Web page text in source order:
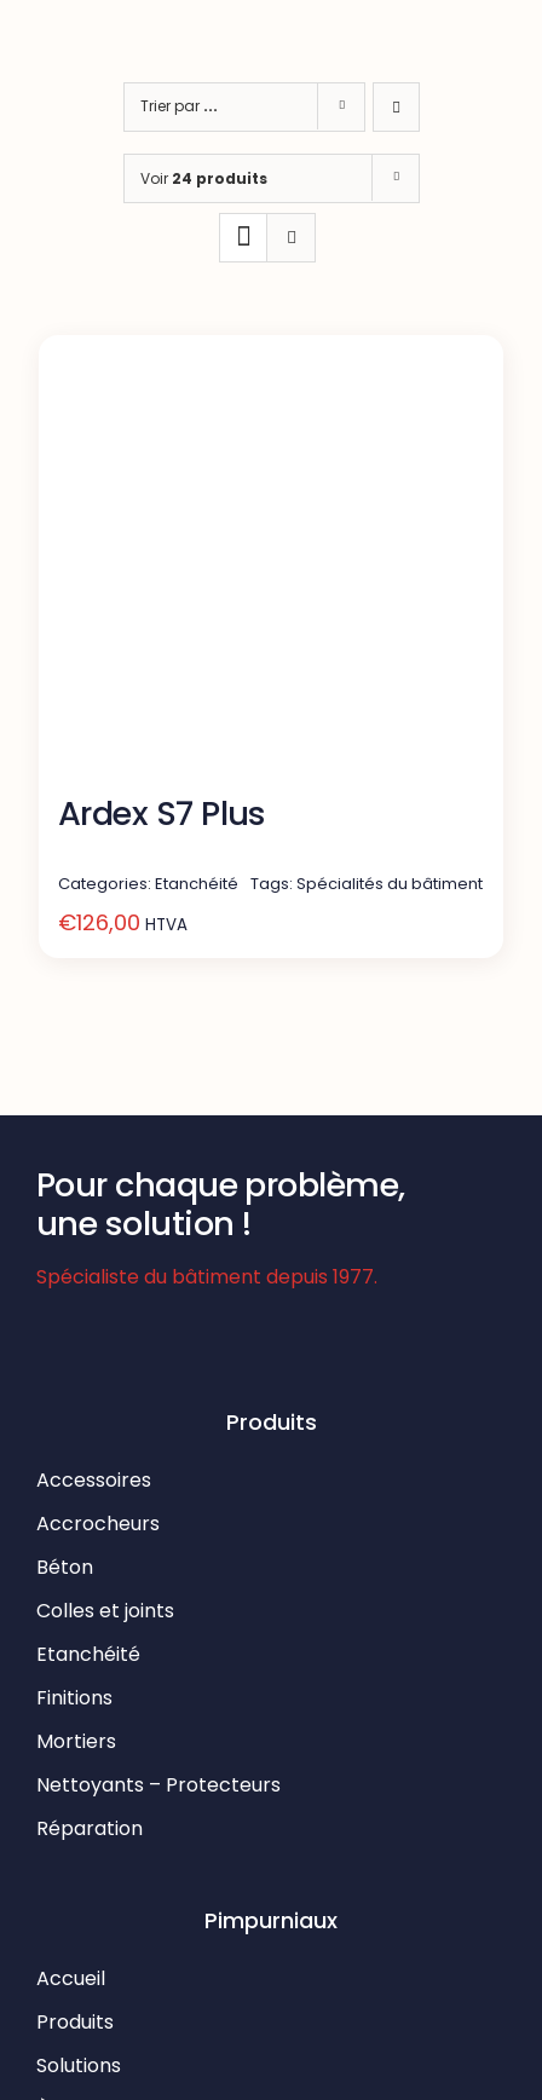
Trier par ...
Voir 24 produits
Ardex S7 Plus
Categories: Etanchéité Tags: Spécialités du bâtiment
€126,00 HTVA
Pour chaque problème,
une solution !
Spécialiste du bâtiment depuis 1977.
Produits
Accessoires
Accrocheurs
Béton
Colles et joints
Etanchéité
Finitions
Mortiers
Nettoyants – Protecteurs
Réparation
Pimpurniaux
Accueil
Produits
Solutions